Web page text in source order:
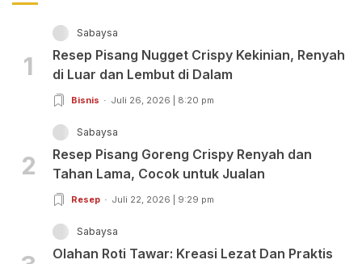
1
Sabaysa
Resep Pisang Nugget Crispy Kekinian, Renyah
di Luar dan Lembut di Dalam
Bisnis Juli 26, 2026 | 8:20 pm
2
Sabaysa
Resep Pisang Goreng Crispy Renyah dan
Tahan Lama, Cocok untuk Jualan
Resep Juli 22, 2026 | 9:29 pm
Sabaysa
Olahan Roti Tawar: Kreasi Lezat Dan Praktis